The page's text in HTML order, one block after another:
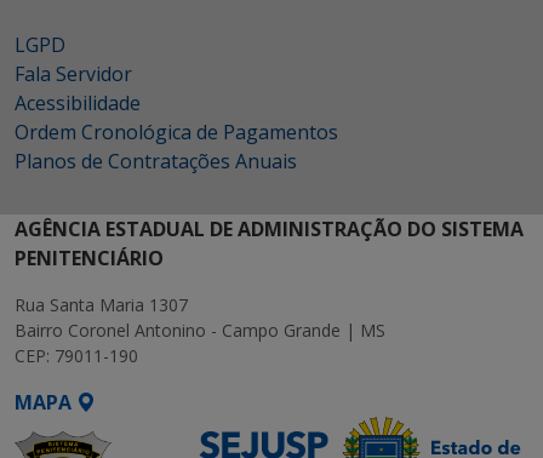
LGPD
Fala Servidor
Acessibilidade
Ordem Cronológica de Pagamentos
Planos de Contratações Anuais
AGÊNCIA ESTADUAL DE ADMINISTRAÇÃO DO SISTEMA
PENITENCIÁRIO
Rua Santa Maria 1307
Bairro Coronel Antonino - Campo Grande | MS
CEP: 79011-190
MAPA